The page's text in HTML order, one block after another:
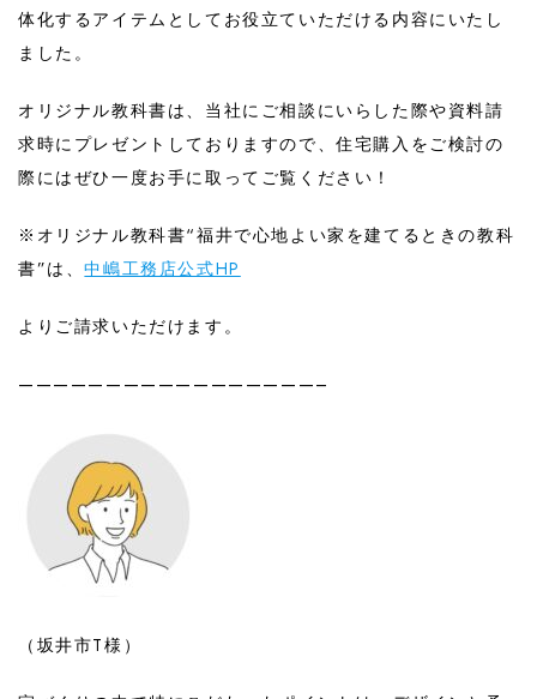
体化するアイテムとしてお役立ていただける内容にいたし
ました。
オリジナル教科書は、当社にご相談にいらした際や資料請
求時にプレゼントしておりますので、住宅購入をご検討の
際にはぜひ一度お手に取ってご覧ください！
※オリジナル教科書“福井で心地よい家を建てるときの教科
書”は、中嶋工務店公式HP
よりご請求いただけます。
—————————————————–
（坂井市T様）